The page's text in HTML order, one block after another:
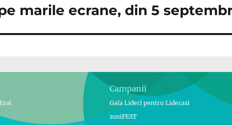
marile ecrane, din 5
Campanii
Gala Lideri pentru Liderasi
1uniFEST